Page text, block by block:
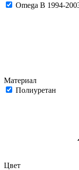
Omega B 1994-
Материал
Полиуретан
Цвет